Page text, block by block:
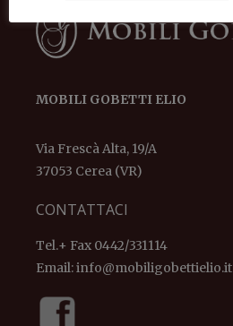
MOBILI GOBETTI ELIO
Via Frescà Alta, 19/A
37053 Cerea (VR)
CONTATTACI
Tel.+ Fax 0442/331114
Email:info@mobiligobettielio.it